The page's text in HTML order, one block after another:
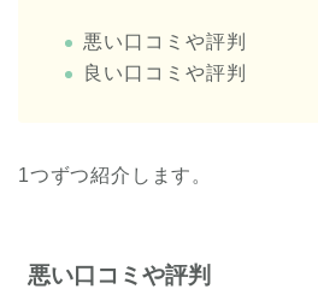
悪い口コミや評判
良い口コミや評判
1つずつ紹介します。
悪い口コミや評判